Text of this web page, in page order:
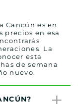
Cancún es en
precios en esa
La
esta
de semana
nuevo.